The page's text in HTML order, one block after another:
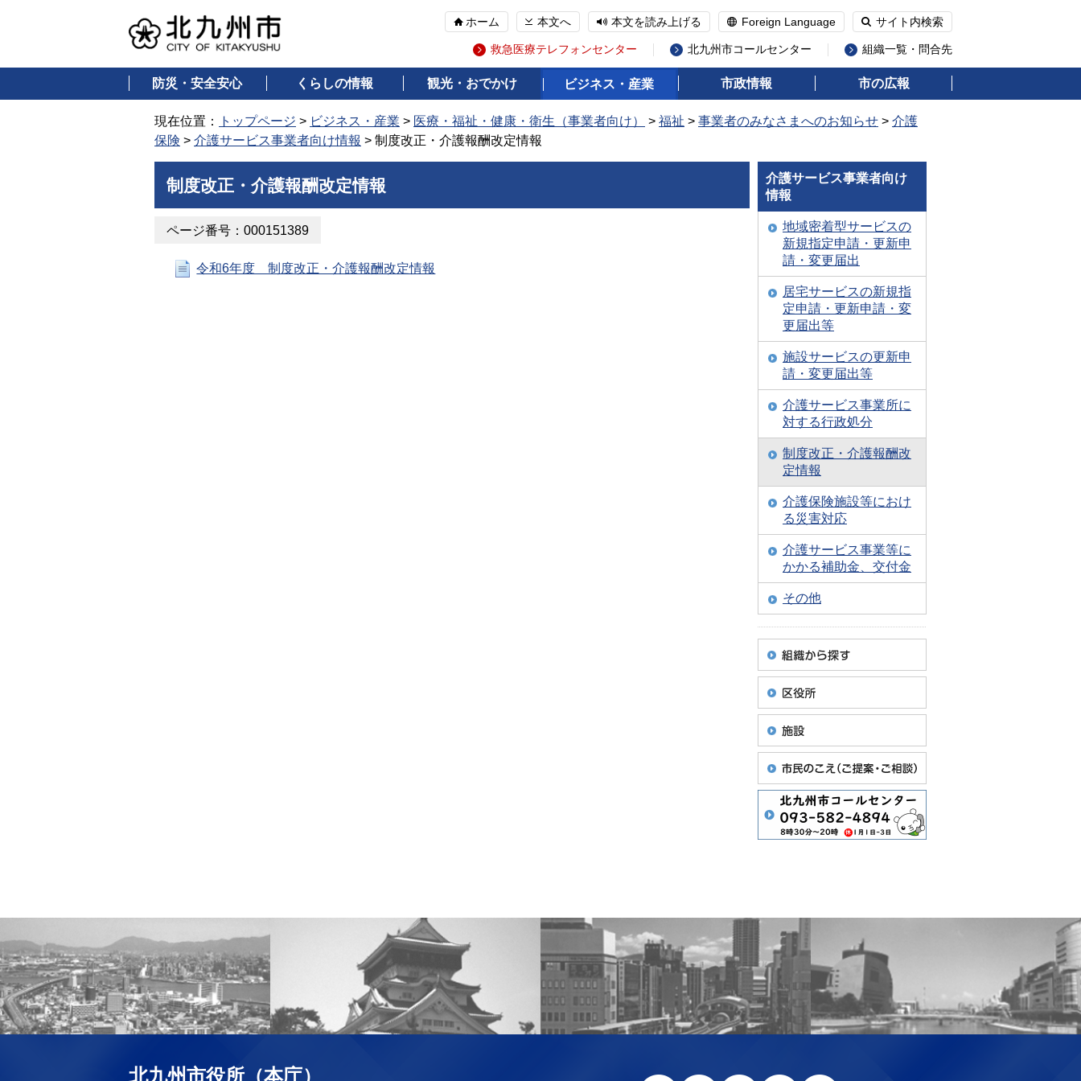
ホーム 本文へ 本文を読み上げる Foreign Language サイト内検索
救急医療テレフォンセンター 北九州市コールセンター 組織一覧・問合先
防災・安全安心 くらしの情報 観光・おでかけ ビジネス・産業 市政情報 市の広報
現在位置： トップページ > ビジネス・産業 > 医療・福祉・健康・衛生（事業者向け） > 福祉 > 事業者のみなさまへのお知らせ > 介護
保険 > 介護サービス事業者向け情報 > 制度改正・介護報酬改定情報
制度改正・介護報酬改定情報
ページ番号：000151389
令和6年度 制度改正・介護報酬改定情報
介護サービス事業者向け
情報
地域密着型サービスの
新規指定申請・更新申
請・変更届出
居宅サービスの新規指
定申請・更新申請・変
更届出等
施設サービスの更新申
請・変更届出等
介護サービス事業所に
対する行政処分
制度改正・介護報酬改
定情報
介護保険施設等におけ
る災害対応
介護サービス事業等に
かかる補助金、交付金
その他
北九州市役所（本庁）